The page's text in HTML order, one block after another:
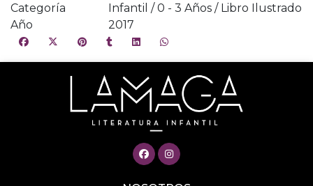
Categoría
Infantil / 0 - 3 Años / Libro Ilustrado
Año
2017